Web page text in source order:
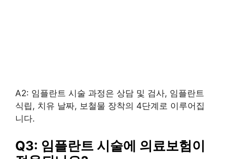
A2: 임플란트 시술 과정은 상담 및 검사, 임플란트
식립, 치유 날짜, 보철물 장착의 4단계로 이루어집
니다.
Q3: 임플란트 시술에 의료보험이